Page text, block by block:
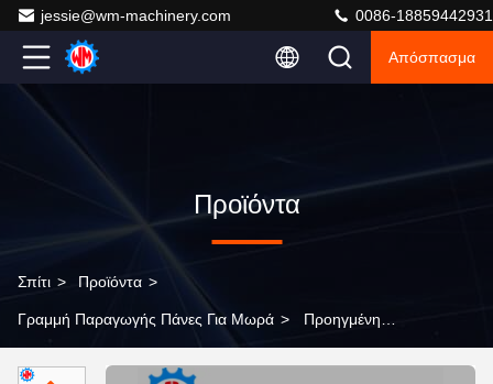
jessie@wm-machinery.com 0086-18859442931
Απόσπασμα
Προϊόντα
Σπίτι > Προϊόντα >
Γραμμή Παραγωγής Πάνες Για Μωρά > Προηγμένη